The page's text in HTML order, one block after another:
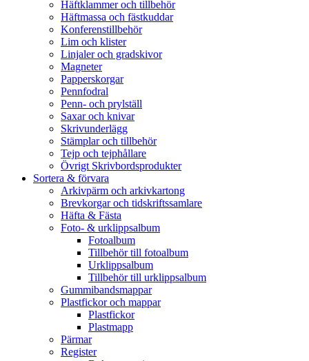
Häftklammer och tillbehör
Häftmassa och fästkuddar
Konferenstillbehör
Lim och klister
Linjaler och gradskivor
Magneter
Papperskorgar
Pennfodral
Penn- och prylställ
Saxar och knivar
Skrivunderlägg
Stämplar och tillbehör
Tejp och tejphållare
Övrigt Skrivbordsprodukter
Sortera & förvara
Arkivpärm och arkivkartong
Brevkorgar och tidskriftssamlare
Häfta & Fästa
Foto- & urklippsalbum
Fotoalbum
Tillbehör till fotoalbum
Urklippsalbum
Tillbehör till urklippsalbum
Gummibandsmappar
Plastfickor och mappar
Plastfickor
Plastmapp
Pärmar
Register